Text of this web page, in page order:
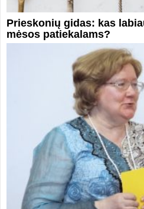
Prieskonių gidas: kas
mėsos patiekalams?